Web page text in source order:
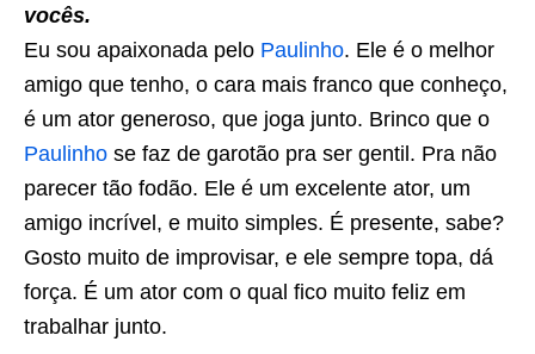
vocês.
Eu sou apaixonada pelo Paulinho. Ele é o melhor
amigo que tenho, o cara mais franco que conheço,
é um ator generoso, que joga junto. Brinco que o
Paulinho se faz de garotão pra ser gentil. Pra não
parecer tão fodão. Ele é um excelente ator, um
amigo incrível, e muito simples. É presente, sabe?
Gosto muito de improvisar, e ele sempre topa, dá
força. É um ator com o qual fico muito feliz em
trabalhar junto.